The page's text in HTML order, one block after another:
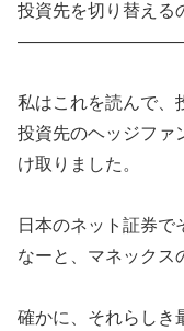
投資先を切り替える
私はこれを読んで、
投資先のヘッジファ
け取りました。
日本のネット証券で
なーと、マネックス
確かに、それらしき